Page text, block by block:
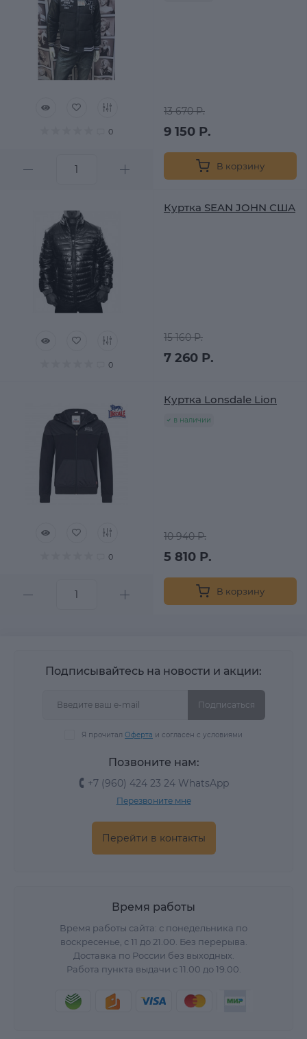
0
13 670 Р.
9 150 Р.
В корзину
0
Куртка SEAN JOHN США
15 160 Р.
7 260 Р.
0
Куртка Lonsdale Lion
в наличии
10 940 Р.
5 810 Р.
В корзину
Подписывайтесь на новости и акции:
Подписаться
Я прочитал Оферта и согласен с условиями
Позвоните нам:
+7 (960) 424 23 24 WhatsApp
Перезвоните мне
Перейти в контакты
Время работы
Время работы сайта: с понедельника по
воскресенье, с 11 до 21.00. Без перерыва.
Доставка по России без выходных.
Работа пункта выдачи с 11.00 до 19.00.